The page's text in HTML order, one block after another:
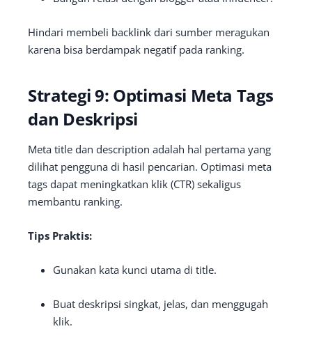
Hindari membeli backlink dari sumber meragukan
karena bisa berdampak negatif pada ranking.
Strategi 9: Optimasi Meta Tags
dan Deskripsi
Meta title dan description adalah hal pertama yang
dilihat pengguna di hasil pencarian. Optimasi meta
tags dapat meningkatkan klik (CTR) sekaligus
membantu ranking.
Tips Praktis:
Gunakan kata kunci utama di title.
Buat deskripsi singkat, jelas, dan menggugah
klik.